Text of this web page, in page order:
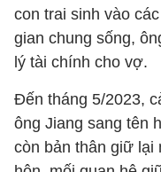
con trai sinh vào
gian chung sống,
lý tài chính cho vợ.
Đến tháng 5/2023,
ông Jiang sang tên
còn bản thân giữ lại